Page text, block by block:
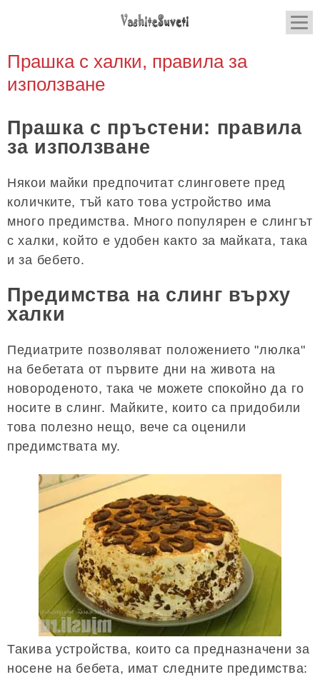
Прашка с халки, правила за
използване
Прашка с пръстени: правила
за използване
Някои майки предпочитат слинговете пред
количките, тъй като това устройство има
много предимства. Много популярен е слингът
с халки, който е удобен както за майката, така
и за бебето.
Предимства на слинг върху
халки
Педиатрите позволяват положението "люлка"
на бебетата от първите дни на живота на
новороденото, така че можете спокойно да го
носите в слинг. Майките, които са придобили
това полезно нещо, вече са оценили
предимствата му.
Такива устройства, които са предназначени за
носене на бебета, имат следните предимства: